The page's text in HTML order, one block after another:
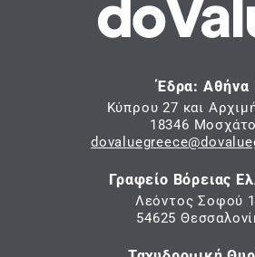
Έδρα: Αθήνα
Κύπρου 27 και
18346 Μοσχάτο
Γραφείο Βόρειας
Λεόντος Σοφού
54625